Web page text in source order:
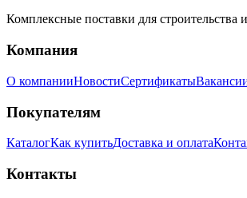
Комплексные поставки для строительства
Компания
О компанииНовостиСертификаты
Покупателям
КаталогКак купитьДоставка и оплата
Контакты